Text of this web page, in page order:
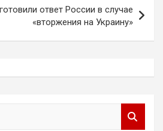
ответ России в случае
«вторжения на Украину»